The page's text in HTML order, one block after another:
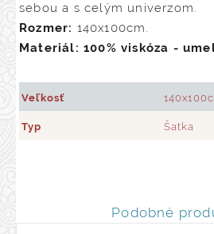
sebou a s celým univerzom.
Rozmer: 140x100cm.
Materiál: 100% viskóza -
Veľkosť
Typ Šatka
Podobné